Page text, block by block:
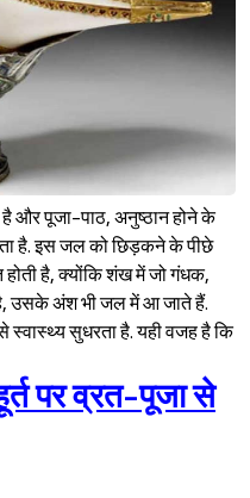
और पूजा-पाठ, अनुष्ठान होने के
है. इस जल को छिड़कने के पीछे
है, क्योंकि शंख में जो गंधक,
उसके अंश भी जल में आ जाते हैं.
सुधरता है. यही वजह है कि
पर व्रत-पूजा से